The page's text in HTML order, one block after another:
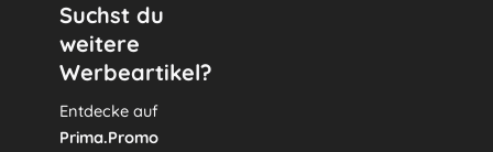
Suchst du
weitere
Werbeartikel?
Entdecke auf
Prima.Promo